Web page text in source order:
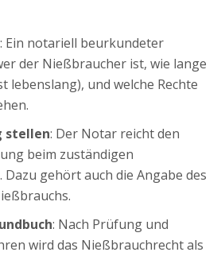
: Ein notariell beurkundeter
der Nießbraucher ist, wie lange
lebenslang), und welche Rechte
stellen: Der Notar reicht den
beim zuständigen
gehört auch die Angabe des
: Nach Prüfung und
wird das Nießbrauchrecht als